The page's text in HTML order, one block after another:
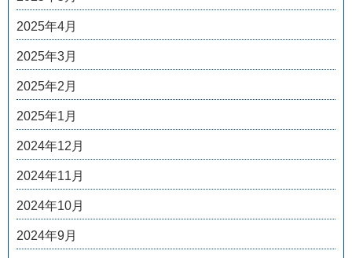
2025年4月
2025年3月
2025年2月
2025年1月
2024年12月
2024年11月
2024年10月
2024年9月